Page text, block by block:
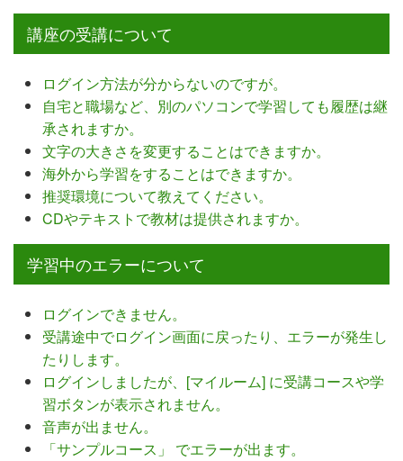
講座の受講について
ログイン方法が分からないのですが。
自宅と職場など、別のパソコンで学習しても履歴は継
承されますか。
文字の大きさを変更することはできますか。
海外から学習をすることはできますか。
推奨環境について教えてください。
CDやテキストで教材は提供されますか。
学習中のエラーについて
ログインできません。
受講途中でログイン画面に戻ったり、エラーが発生し
たりします。
ログインしましたが、[マイルーム] に受講コースや学
習ボタンが表示されません。
音声が出ません。
「サンプルコース」 でエラーが出ます。